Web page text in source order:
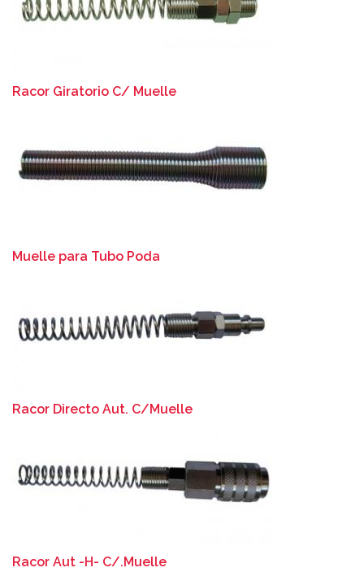
Racor Giratorio C/ Muelle
Muelle para Tubo Poda
Racor Directo Aut. C/Muelle
Racor Aut -H- C/.Muelle